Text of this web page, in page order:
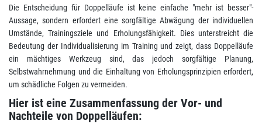
Die Entscheidung für Doppelläufe ist keine einfache "mehr ist besser"-
Aussage, sondern erfordert eine sorgfältige Abwägung der individuellen
Umstände, Trainingsziele und Erholungsfähigkeit. Dies unterstreicht die
Bedeutung der Individualisierung im Training und zeigt, dass Doppelläufe
ein mächtiges Werkzeug sind, das jedoch sorgfältige Planung,
Selbstwahrnehmung und die Einhaltung von Erholungsprinzipien erfordert,
um schädliche Folgen zu vermeiden.
Hier ist eine Zusammenfassung der Vor- und
Nachteile von Doppelläufen: